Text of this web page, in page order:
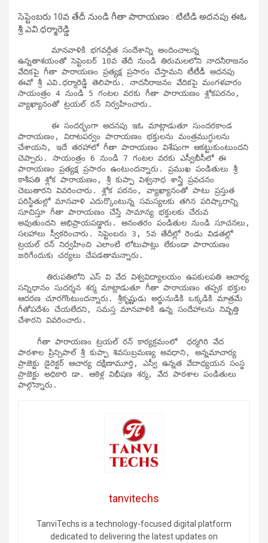
సెప్టెంబరు 10వ తేదీ నుండి గీతా పారాయణం : టిటిడి అదనపు ఈఓ
శ్రీ ఎవి.ధర్మారెడ్డి
ఉన్నతాశయంతో సెప్టెంబర్ 10వ తేదీ నుండి తిరుమలలోని నాదనీరాజనం
వేదికపై గీతా పారాయణం ప్రత్యక్ష ప్రసారం చేస్తామని టీటీడీ అదనపు
ఈవో శ్రీ ఎవి.ధర్మారెడ్డి తెలిపారు. నాదనీరాజనం వేదికపై మంగళవారం
సాయంత్రం 4 నుండి 5 గంటల వరకు గీతా పారాయణం శ్లోకపఠనం,
వ్యాఖ్యానంతో ట్రయల్ రన్ నిర్వహించారు.
పారాయణం, విరాటపర్వం పారాయణం భక్తులను మంత్రముగ్ధులను
చేశాయని, ఇదే తరహాలో గీతా పారాయణం విశేషంగా ఆకట్టుకుంటుందని
చెప్పారు. సాయంత్రం 6 నుండి 7 గంటల వరకు ఎస్వీబీసీలో ఈ
పారాయణం ప్రత్యక్ష ప్రసారం ఉంటుందన్నారు. ప్రముఖ పండితులు శ్రీ
కాశీపతి శ్లోక పారాయణం, శ్రీ కుప్పా విశ్వనాధ శాస్త్రి ప్రవచనం
చెబుతారని వివరించారు. శ్లోక పఠనం, వ్యాఖ్యానంతో పాటు ప్రస్తుత
పరిస్థితుల్లో మానవాళి ఎదుర్కొంటున్న సమస్యలకు తగిన పరిష్కారాన్ని
సూచిస్తూ గీతా పారాయణం చేస్తే సామాన్య భక్తులకు చేరువ
అవుతుందని అభిప్రాయపడ్డారు. అనంతరం పండితుల నుండి సూచనలు,
సలహాలు స్వీకరించారు. సెప్టెంబరు 3, 5వ తేదీల్లో రెండు విడతల్లో
ట్రయల్ రన్ నిర్వహించి ఎలాంటి లోటుపాట్లు లేకుండా పారాయణం
జరిగేందుకు చర్యలు చేపడతామన్నారు.
సన్నిధానం సుదర్శన శర్మ మాట్లాడుతూ గీతా పారాయణం తప్పక భక్తుల
ఆదరణ చూరగొంటుందన్నారు. శ్రీకృష్ణుడు అర్జునుడికి ఒక్కడికి మాత్రమే
గీతోపదేశం చేయలేదని, సమస్త మానవాళికి ఉన్న సందేహాలను నివృత్తి
చేశారని వివరించారు.
పాఠశాల ప్రిన్సిపాల్ శ్రీ కుప్పా శివసుబ్రమణ్య అవధాని, అన్నమాచార్య
ప్రాజెక్టు డైరెక్టర్ ఆచార్య దక్షిణామూర్తి, ఎస్వీ ఉన్నత వేదాధ్యయన సంస్థ
ప్రాజెక్టు అధికారి డా. ఆకెళ్ల విభీషణ శర్మ, వేద పాఠశాల పండితులు
పాల్గొన్నారు.
tanvitechs
TanviTechs is a technology-focused digital platform
dedicated to delivering the latest updates on